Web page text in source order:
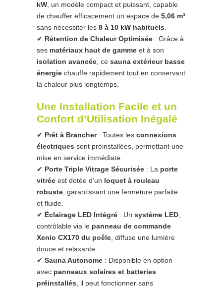
kW, un modèle compact et puissant, capable
de chauffer efficacement un espace de 5,06 m³
sans nécessiter les 8 à 10 kW habituels.
✔ Rétention de Chaleur Optimisée : Grâce à
ses matériaux haut de gamme et à son
isolation avancée, ce sauna extérieur basse
énergie chauffe rapidement tout en conservant
la chaleur plus longtemps.
Une Installation Facile et un
Confort d’Utilisation Inégalé
✔ Prêt à Brancher: Toutes les connexions
électriques sont préinstallées, permettant une
mise en service immédiate.
✔ Porte Triple Vitrage Sécurisée : La porte
vitrée est dotée d’un loquet à rouleau
robuste, garantissant une fermeture parfaite
et fluide.
✔ Éclairage LED Intégré : Un système LED,
contrôlable via le panneau de commande
Xenio CX170 du poêle, diffuse une lumière
douce et relaxante.
✔ Sauna Autonome : Disponible en option
avec panneaux solaires et batteries
préinstallés, il peut fonctionner sans